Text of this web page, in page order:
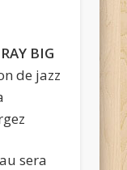
RAY BIG
de jazz
sera